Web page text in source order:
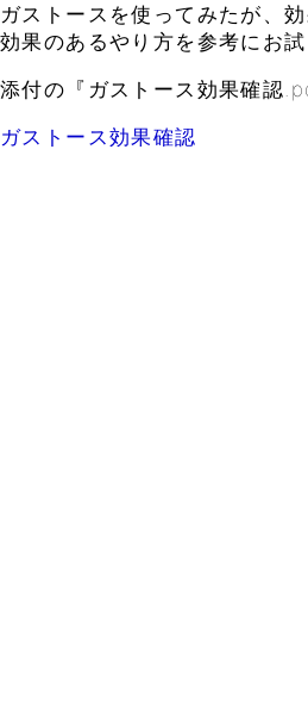
ガストースを使ってみたが、
効果のあるやり方を参考にお
添付の『ガストース効果確認
ガストース効果確認